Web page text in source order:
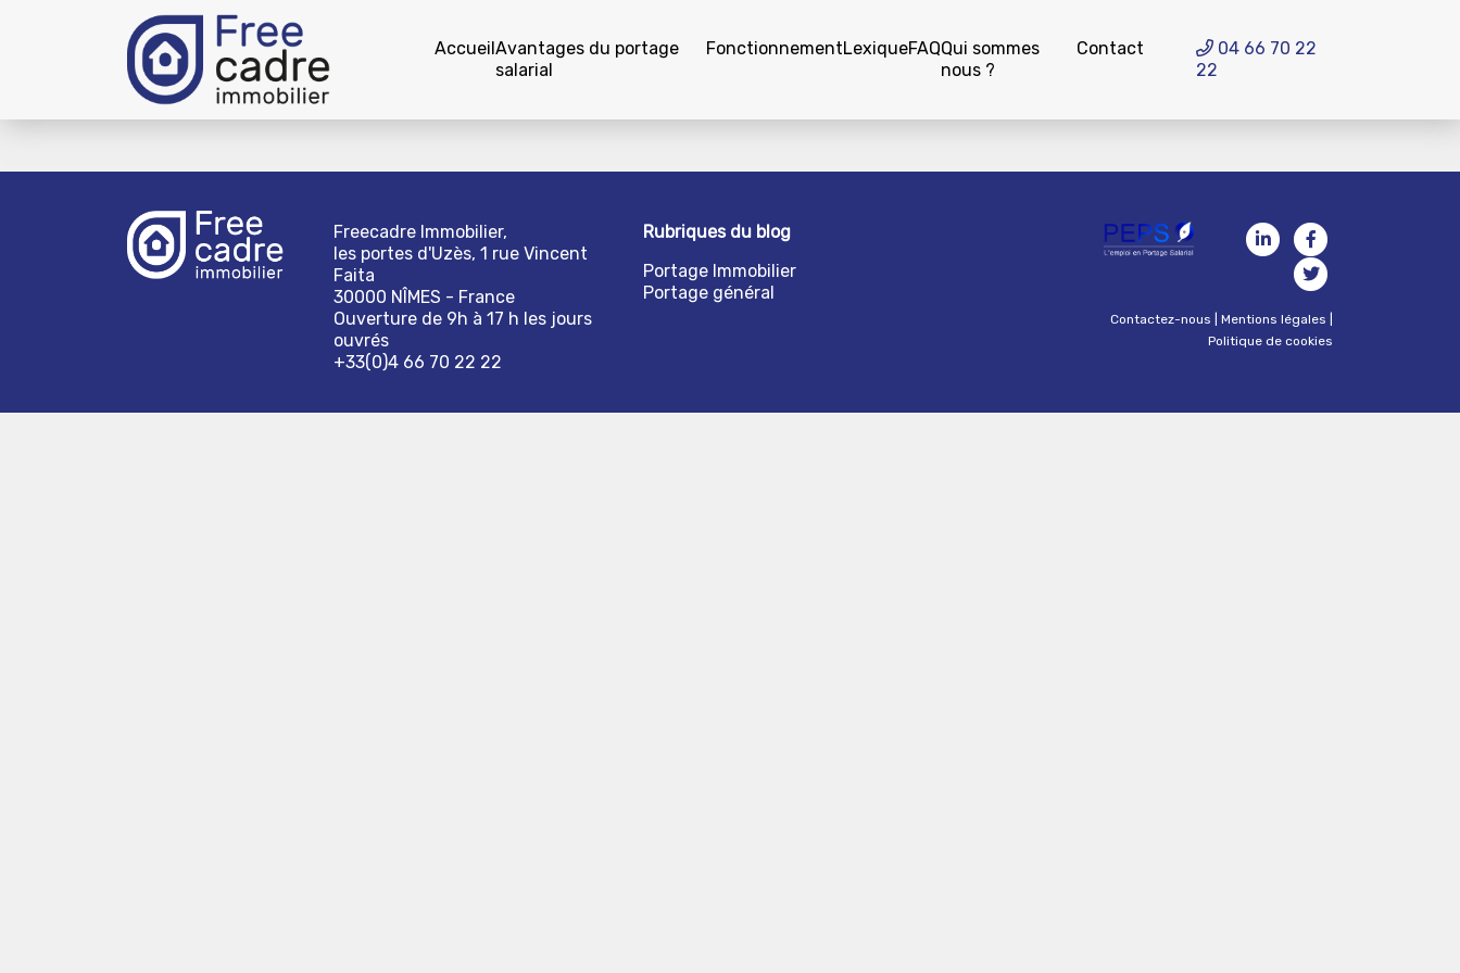
AccueilAvantages du portage
salarial
FonctionnementLexiqueFAQQui sommes
nous ?
Contact
04 66 70 22
22
Freecadre Immobilier,
les portes d'Uzès, 1 rue Vincent
Faita
30000 NÎMES - France
Ouverture de 9h à 17 h les jours
ouvrés
+33(0)4 66 70 22 22
Rubriques du blog
Portage Immobilier
Portage général
Contactez-nous Mentions légales
Politique de cookies